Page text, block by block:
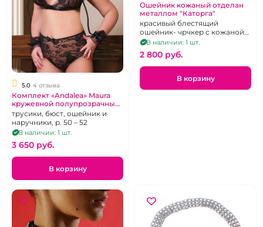
5.0 4 отзыва
Комплект «Andalea» Maura
кружевной полупрозрачный
для полненьких
трусики, бюст, ошейник и
наручники, р. 50 – 52
В наличии: 1 шт.
3 650 pуб.
В корзину
Ошейник кожаный отделан
металлом "Каторга"
красивый блестящий
ошейник- чрчкер с кожаной
подкладкой, с кольцом.
В наличии: 1 шт.
2 800 pуб.
В корзину